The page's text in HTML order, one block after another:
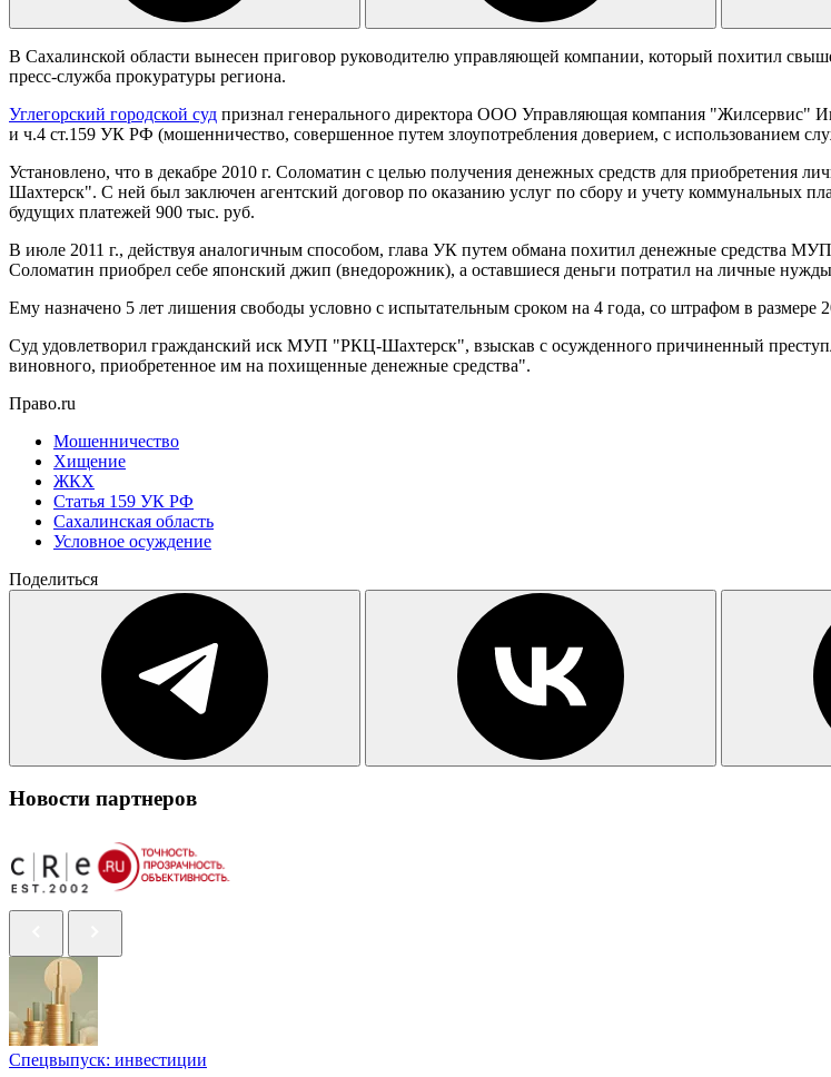
В Сахалинской области вынесен приговор руководителю управляющей компании, который похитил
пресс-служба прокуратуры региона.
Углегорский городской суд признал генерального директора ООО Управляющая компания "Жилсервис"
и ч.4 ст.159 УК РФ (мошенничество, совершенное путем злоупотребления доверием, с использованием
Установлено, что в декабре 2010 г. Соломатин с целью получения денежных средств для приобретения
Шахтерск". С ней был заключен агентский договор по оказанию услуг по сбору и учету коммунальных
будущих платежей 900 тыс. руб.
В июле 2011 г., действуя аналогичным способом, глава УК путем обмана похитил денежные средства
Соломатин приобрел себе японский джип (внедорожник), а оставшиеся деньги потратил на личные
Ему назначено 5 лет лишения свободы условно с испытательным сроком на 4 года, со штрафом в размере
Суд удовлетворил гражданский иск МУП "РКЦ-Шахтерск", взыскав с осужденного причиненный
виновного, приобретенное им на похищенные денежные средства".
Право.ru
Мошенничество
Хищение
ЖКХ
Статья 159 УК РФ
Сахалинская область
Условное осуждение
Поделиться
Новости партнеров
Спецвыпуск: инвестиции